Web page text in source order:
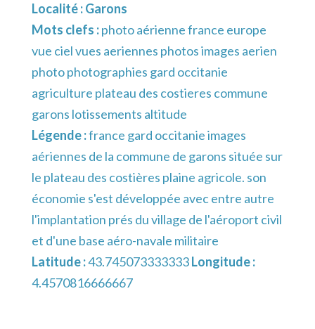
Localité :Garons
Mots clefs :photo aérienne france europe
vue ciel vues aeriennes photos images aerien
photo photographies gard occitanie
agriculture plateau des costieres commune
garons lotissements altitude
Légende :france gard occitanie images
aériennes de la commune de garons située sur
le plateau des costières plaine agricole. son
économie s'est développée avec entre autre
l'implantation prés du village de l'aéroport civil
et d'une base aéro-navale militaire
Latitude :43.745073333333Longitude :
4.4570816666667